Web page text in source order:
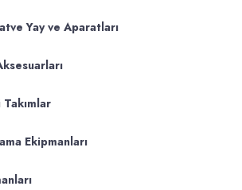
Yay ve Aparatları
Ekipmanları